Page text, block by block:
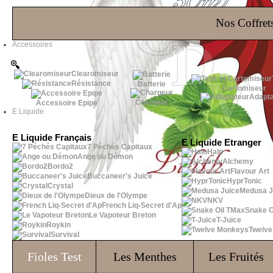
Nos
Accessoires
Clearomiseur
Résistance
Accessoire Epipe
Batterie
Chargeur
Cartomiseur
E Liquide
E Liquide Français
7 Péchés Capitaux
Ange ou Démon
Bordo2
Buccaneer's Juice
Crystal
Dieux de l'Olympe
French Liq-Secret d'Ap
Le Vapoteur Breton
Roykin
Survival
E Liquide Etranger
Halo
Alchemy
Flavour Art
HyprTonic
Medusa
NKV
Snake
T-Juice
Fioles Test Les Menthes Les Fruités